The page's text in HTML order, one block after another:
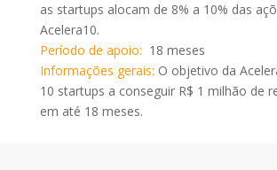
as startups alocam de 8% a 10% das
Acelera10.
Período de apoio: 18 meses
Informações gerais: O objetivo da
10 startups a conseguir R$ 1 milhão de
em até 18 meses.